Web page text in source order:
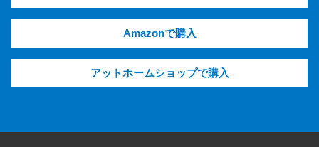
Amazonで購入
アットホームショップで購入